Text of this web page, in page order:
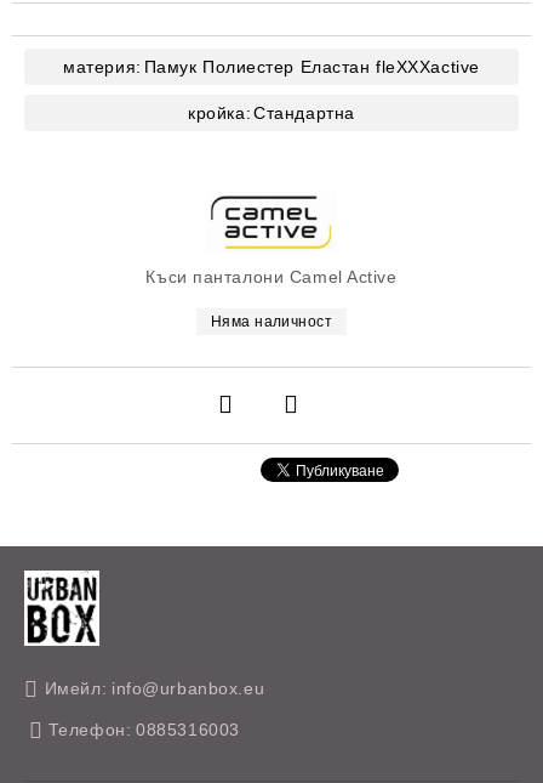
Къси панталони Camel Active
Няма наличност
материя: Памук Полиестер Еластан fleXXXactive
кройка:Стандартна
Имейл: info@urbanbox.eu
Телефон: 0885316003